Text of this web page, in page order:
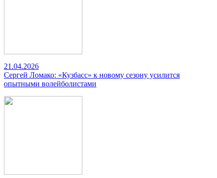
21.04.2026
Сергей Ломако: «Кузбасс» к новому сезону усилится
опытными волейболистами